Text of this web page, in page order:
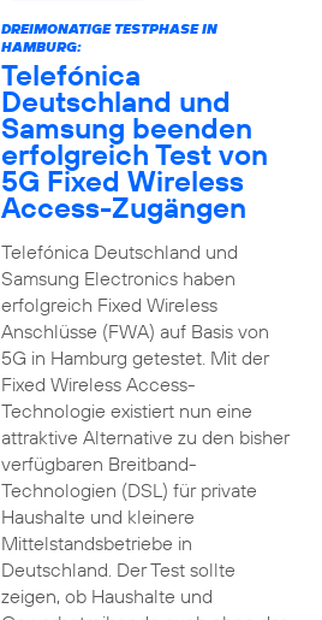
DREIMONATIGE TESTPHASE IN
HAMBURG:
Telefónica
Deutschland und
Samsung beenden
erfolgreich Test von
5G Fixed Wireless
Access-Zugängen
Telefónica Deutschland und
Samsung Electronics haben
erfolgreich Fixed Wireless
Anschlüsse (FWA) auf Basis von
5G in Hamburg getestet. Mit der
Fixed Wireless Access-
Technologie existiert nun eine
attraktive Alternative zu den bisher
verfügbaren Breitband-
Technologien (DSL) für private
Haushalte und kleinere
Mittelstandsbetriebe in
Deutschland. Der Test sollte
zeigen, ob Haushalte und